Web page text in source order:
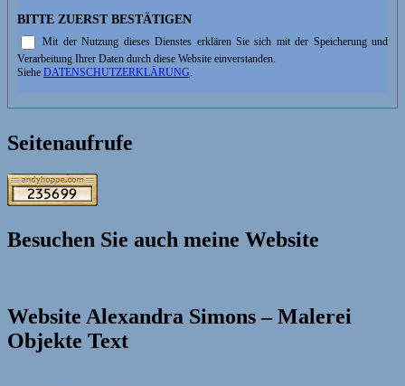
BITTE ZUERST BESTÄTIGEN
Mit der Nutzung dieses Dienstes erklären Sie sich mit der Speicherung und
Verarbeitung Ihrer Daten durch diese Website einverstanden.
Siehe DATENSCHUTZERKLÄRUNG.
Seitenaufrufe
Besuchen Sie auch meine Website
Website Alexandra Simons – Malerei
Objekte Text